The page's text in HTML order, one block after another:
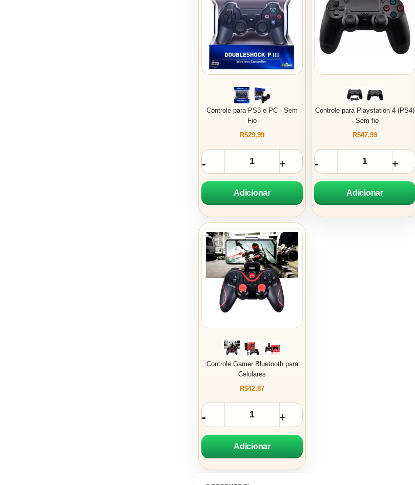
Controle para PS3 e PC - Sem
Fio
R$29,99
Adicionar
Controle para Playstation 4 (PS4)
- Sem fio
R$47,99
Adicionar
Controle Gamer Bluetooth para
Celulares
R$42,87
Adicionar